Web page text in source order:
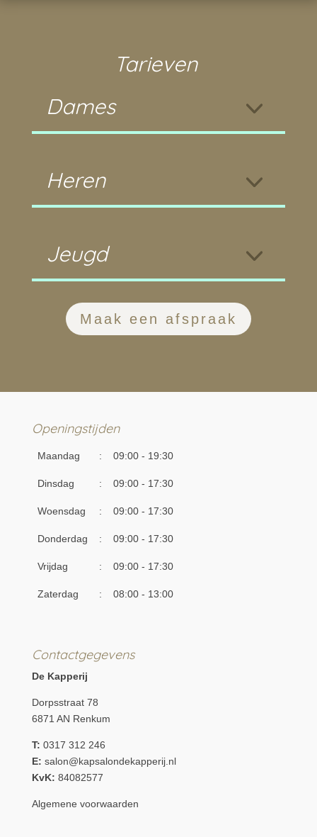
Tarieven
Dames
Heren
Jeugd
Maak een afspraak
Openingstijden
Maandag : 09:00 - 19:30
Dinsdag : 09:00 - 17:30
Woensdag : 09:00 - 17:30
Donderdag : 09:00 - 17:30
Vrijdag : 09:00 - 17:30
Zaterdag : 08:00 - 13:00
Contactgegevens
De Kapperij
Dorpsstraat 78
6871 AN Renkum
T: 0317 312 246
E: salon@kapsalondekapperij.nl
KvK: 84082577
Algemene voorwaarden